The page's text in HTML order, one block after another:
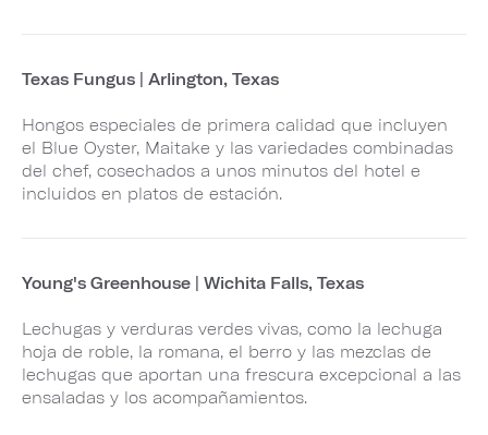
Texas Fungus | Arlington, Texas
Hongos especiales de primera calidad que incluyen
el Blue Oyster, Maitake y las variedades combinadas
del chef, cosechados a unos minutos del hotel e
incluidos en platos de estación.
Young's Greenhouse | Wichita Falls, Texas
Lechugas y verduras verdes vivas, como la lechuga
hoja de roble, la romana, el berro y las mezclas de
lechugas que aportan una frescura excepcional a las
ensaladas y los acompañamientos.